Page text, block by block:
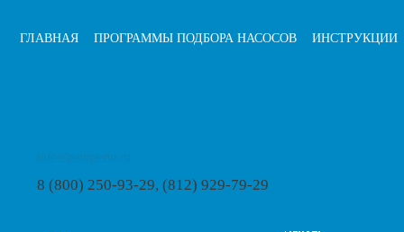
ГЛАВНАЯ ПРОГРАММЫ ПОДБОРА НАСОСОВ ИНСТРУКЦИИ
8 (800) 250-93-29, (812) 929-79-29